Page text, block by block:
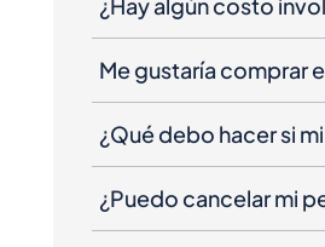
¿Hay algún costo
Me gustaría comprar
¿Qué debo hacer si
¿Puedo cancelar mi